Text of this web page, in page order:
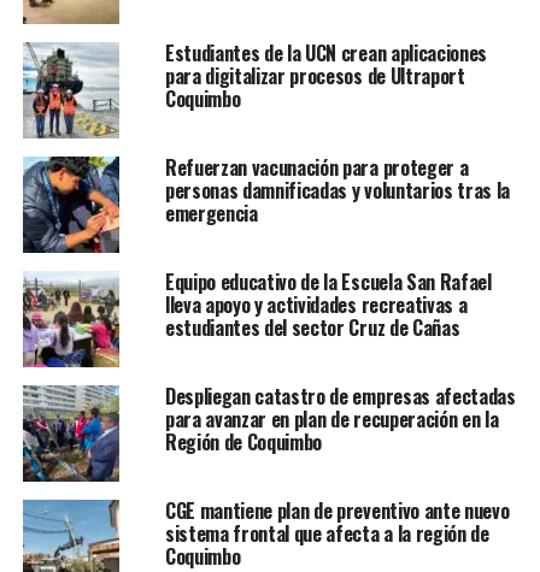
Estudiantes de la UCN crean aplicaciones
para digitalizar procesos de Ultraport
Coquimbo
Refuerzan vacunación para proteger a
personas damnificadas y voluntarios tras la
emergencia
Equipo educativo de la Escuela San Rafael
lleva apoyo y actividades recreativas a
estudiantes del sector Cruz de Cañas
Despliegan catastro de empresas afectadas
para avanzar en plan de recuperación en la
Región de Coquimbo
CGE mantiene plan de preventivo ante nuevo
sistema frontal que afecta a la región de
Coquimbo